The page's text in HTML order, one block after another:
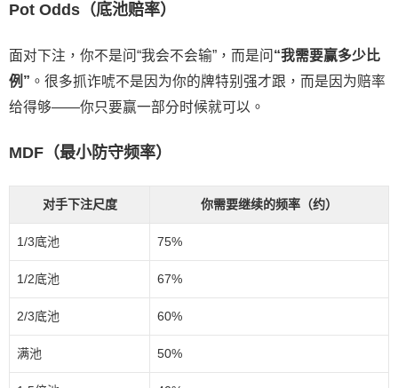
Pot Odds（底池赔率）
面对下注，你不是问“我会不会输”，而是问 “我需要赢多少比
例” 。很多抓诈唬不是因为你的牌特别强才跟，而是因为赔率
给得够——你只要赢一部分时候就可以。
MDF（最小防守频率）
对手下注尺度 你需要继续的频率（约）
1/3底池 75%
1/2底池 67%
2/3底池 60%
满池 50%